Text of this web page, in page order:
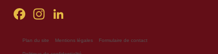
Facebook
Instagram
Plan du site Mentions légales Formulaire de contact